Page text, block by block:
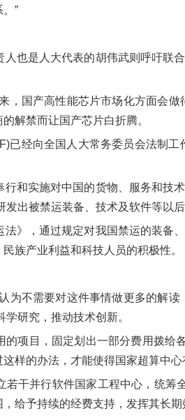
”
也是人大代表的胡伟武则呼吁联
，国产高性能芯片市场化方面会
解禁而让国产芯片白折腾。
已经向全国人大常务委员会法制
和实施对中国的货物、服务和技
出被禁运装备、技术及软件等以
》，通过规定对我国禁运的装备
族产业利益和科技人员的积极性。
为不需要对这件事情做更多的解
研究，推动技术创新。
项目，固定划出一部分费用拨
样的办法，才能使得国家超算中心
干并行软件国家工程中心，统
给予持续的经费支持，发挥其长期